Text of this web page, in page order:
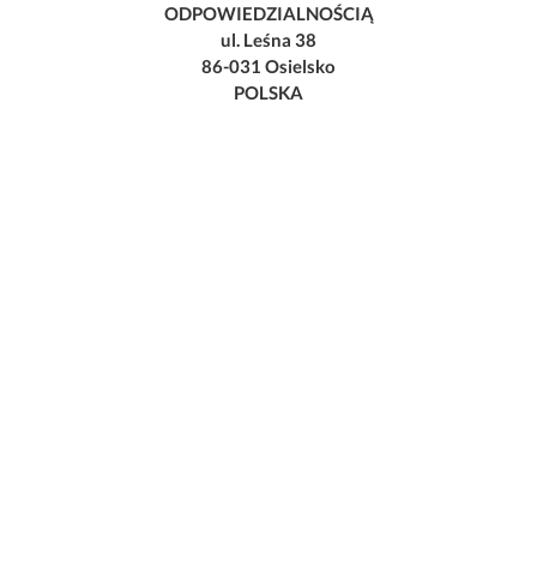
ODPOWIEDZIALNOŚCIĄ
ul. Leśna 38
86-031 Osielsko
POLSKA